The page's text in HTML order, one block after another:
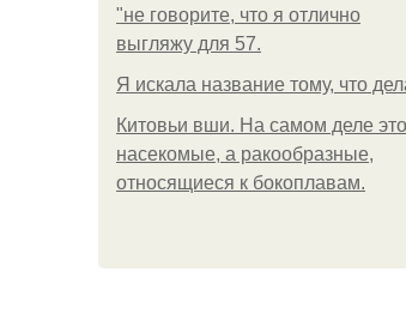
"не говорите, что я отлично
выгляжу для 57.
Я искала название тому, что
Китовьи вши. На самом деле
насекомые, а ракообразные,
относящиеся к бокоплавам.